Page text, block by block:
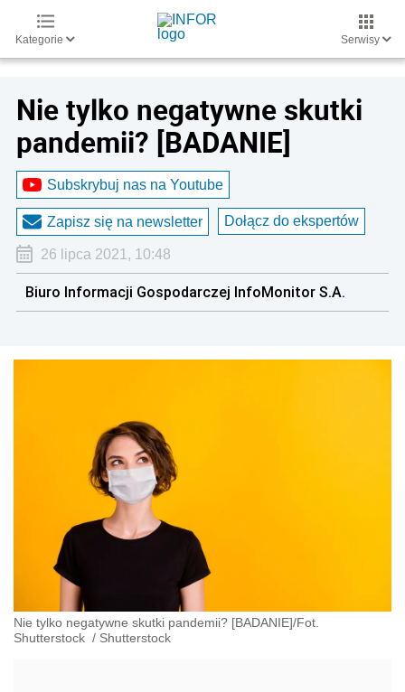
Kategorie Serwisy
Nie tylko negatywne skutki
pandemii? [BADANIE]
Subskrybuj nas na Youtube
Zapisz się na newsletter Dołącz do ekspertów
26 lipca 2021, 10:48
Biuro Informacji Gospodarczej InfoMonitor S.A.
Nie tylko negatywne skutki pandemii? [BADANIE]/Fot.
Shutterstock / Shutterstock